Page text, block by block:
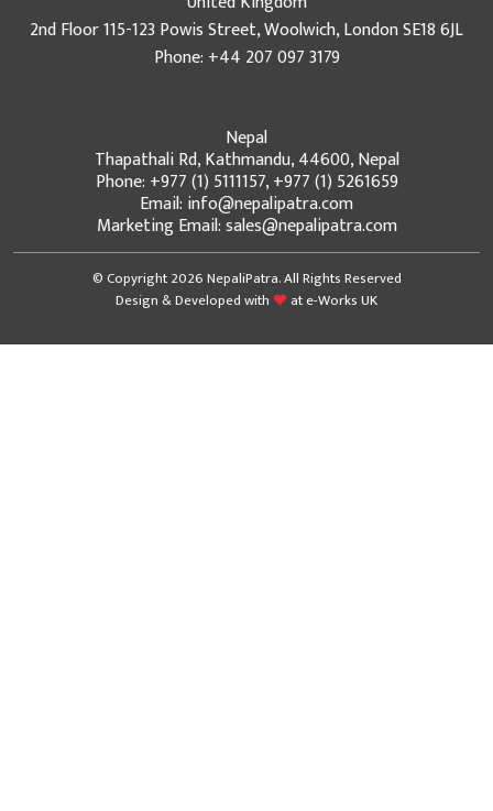
2nd Floor 115-123 Powis Street, Woolwich, London SE18 6JL
Phone: +44 207 097 3179
Nepal
Thapathali Rd, Kathmandu, 44600, Nepal
Phone: +977 (1) 5111157, +977 (1) 5261659
Email: info@nepalipatra.com
Marketing Email: sales@nepalipatra.com
© Copyright 2026 NepaliPatra. All Rights Reserved
Design & Developed with
ate-Works UK